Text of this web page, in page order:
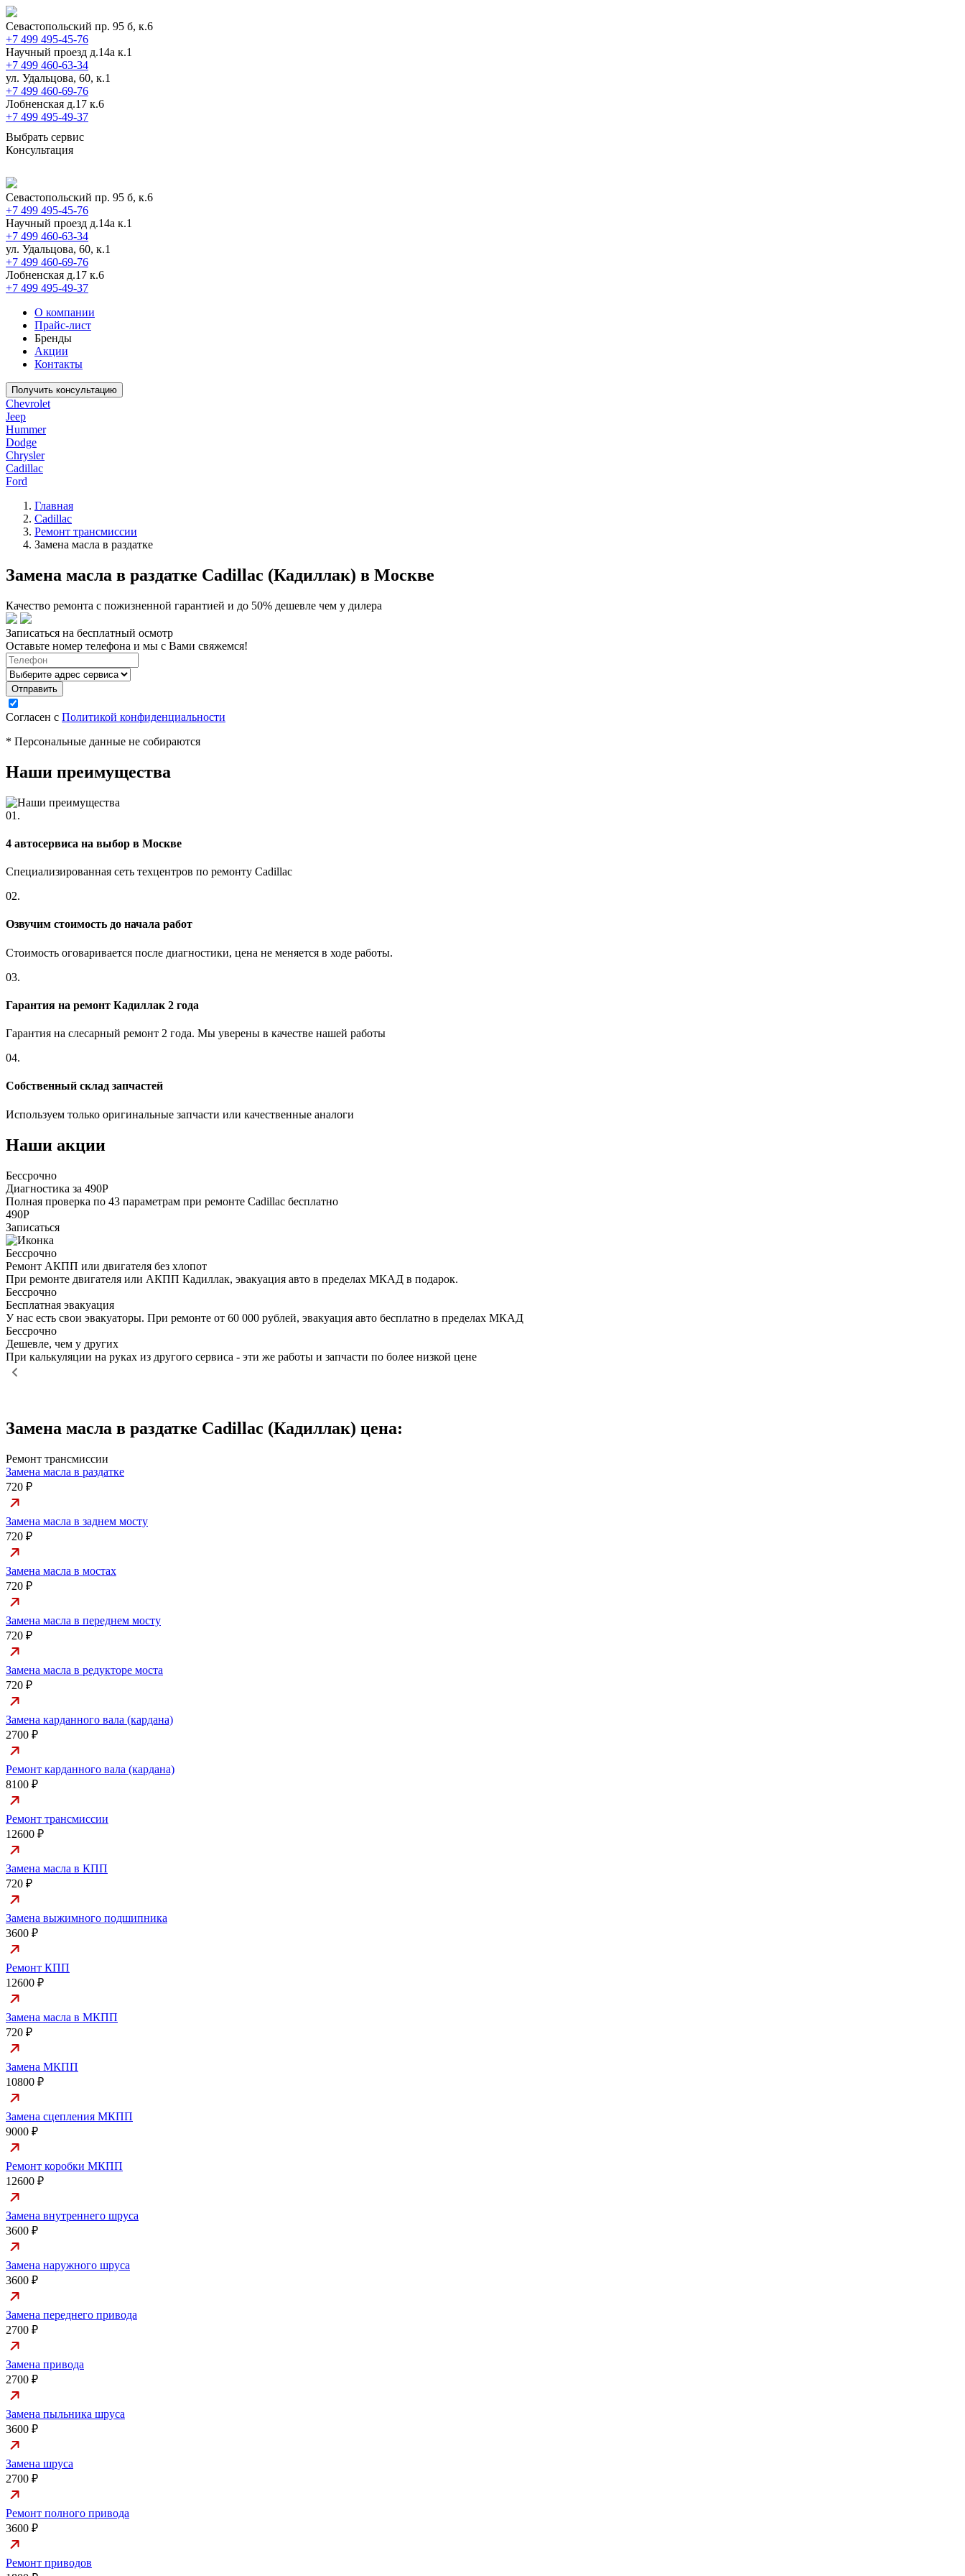
Севастопольский пр. 95 б, к.6
+7 499 495-45-76
Научный проезд д.14а к.1
+7 499 460-63-34
ул. Удальцова, 60, к.1
+7 499 460-69-76
Лобненская д.17 к.6
+7 499 495-49-37
Выбрать сервис
Консультация
Севастопольский пр. 95 б, к.6
+7 499 495-45-76
Научный проезд д.14а к.1
+7 499 460-63-34
ул. Удальцова, 60, к.1
+7 499 460-69-76
Лобненская д.17 к.6
+7 499 495-49-37
О компании
Прайс-лист
Бренды
Акции
Контакты
Получить консультацию
Chevrolet
Jeep
Hummer
Dodge
Chrysler
Cadillac
Ford
Главная
Cadillac
Ремонт трансмиссии
Замена масла в раздатке
Замена масла в раздатке Cadillac (Кадиллак) в Москве
Качество ремонта с пожизненной гарантией и до 50% дешевле чем у дилера
Записаться на бесплатный осмотр
Оставьте номер телефона и мы с Вами свяжемся!
Согласен с Политикой конфиденциальности
* Персональные данные не собираются
Наши преимущества
01.
4 автосервиса на выбор в Москве
Специализированная сеть техцентров по ремонту Cadillac
02.
Озвучим стоимость до начала работ
Стоимость оговаривается после диагностики, цена не меняется в ходе работы.
03.
Гарантия на ремонт Кадиллак 2 года
Гарантия на слесарный ремонт 2 года. Мы уверены в качестве нашей работы
04.
Собственный склад запчастей
Используем только оригинальные запчасти или качественные аналоги
Наши акции
Бессрочно
Диагностика за 490Р
Полная проверка по 43 параметрам при ремонте Cadillac бесплатно
490Р
Записаться
Бессрочно
Ремонт АКПП или двигателя без хлопот
При ремонте двигателя или АКПП Кадиллак, эвакуация авто в пределах МКАД в подарок.
Бессрочно
Бесплатная эвакуация
У нас есть свои эвакуаторы. При ремонте от 60 000 рублей, эвакуация авто бесплатно в пределах МКАД
Бессрочно
Дешевле, чем у других
При калькуляции на руках из другого сервиса - эти же работы и запчасти по более низкой цене
Замена масла в раздатке Cadillac (Кадиллак) цена:
Ремонт трансмиссии
Замена масла в раздатке
720 ₽
Замена масла в заднем мосту
720 ₽
Замена масла в мостах
720 ₽
Замена масла в переднем мосту
720 ₽
Замена масла в редукторе моста
720 ₽
Замена карданного вала (кардана)
2700 ₽
Ремонт карданного вала (кардана)
8100 ₽
Ремонт трансмиссии
12600 ₽
Замена масла в КПП
720 ₽
Замена выжимного подшипника
3600 ₽
Ремонт КПП
12600 ₽
Замена масла в МКПП
720 ₽
Замена МКПП
10800 ₽
Замена сцепления МКПП
9000 ₽
Ремонт коробки МКПП
12600 ₽
Замена внутреннего шруса
3600 ₽
Замена наружного шруса
3600 ₽
Замена переднего привода
2700 ₽
Замена привода
2700 ₽
Замена пыльника шруса
3600 ₽
Замена шруса
2700 ₽
Ремонт полного привода
3600 ₽
Ремонт приводов